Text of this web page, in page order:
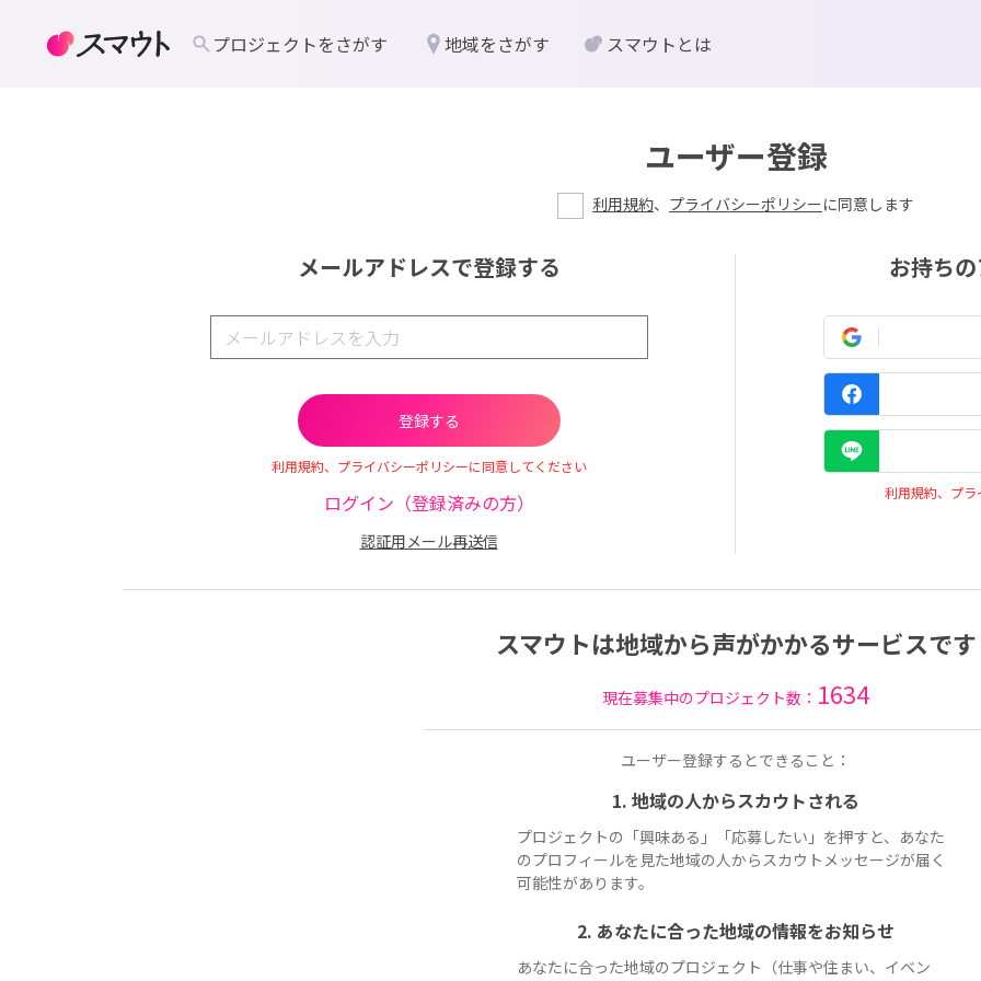
ユーザー登録
利用規約、 プライバシーポリシーに同意します
メールアドレスで登録する
利用規約、プライバシーポリシーに同意してください
ログイン（登録済みの方）
認証用メール再送信
お持ち
利用規約、プ
スマウトは地域から声がかかるサービスです
現在募集中のプロジェクト数： 1634
ユーザー登録するとできること：
1. 地域の人からスカウトされる
プロジェクトの「興味ある」「応募したい」を押すと、あなた
のプロフィールを見た地域の人からスカウトメッセージが届く
可能性があります。
2. あなたに合った地域の情報をお知らせ
あなたに合った地域のプロジェクト（仕事や住まい、イベン
プロジェクトをさがす 地域をさがす スマウトとは